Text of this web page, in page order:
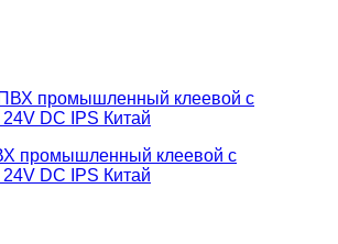
промышленный клеевой с
DC IPS Китай